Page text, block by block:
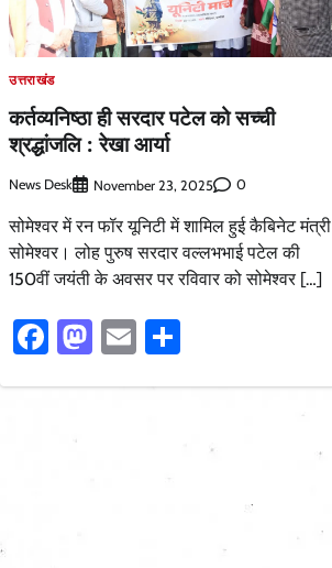
उत्तराखंड
कर्तव्यनिष्ठा ही सरदार पटेल को सच्ची
श्रद्धांजलि : रेखा आर्या
News Desk November 23, 2025 0
सोमेश्वर में रन फॉर यूनिटी में शामिल हुई कैबिनेट मंत्री
सोमेश्वर। लोह पुरुष सरदार वल्लभभाई पटेल की
150वीं जयंती के अवसर पर रविवार को सोमेश्वर […]
Facebook
Mastodon
Email